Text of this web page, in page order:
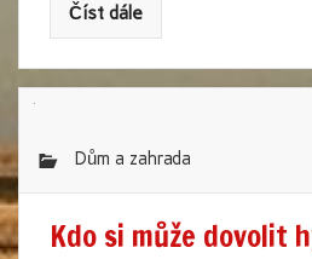
Číst dále
Dům a zahrada
Kdo si může dovolit